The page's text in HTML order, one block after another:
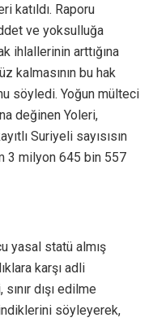
katıldı. Raporu
ve yoksulluğa
ihlallerinin arttığına
kalmasının bu hak
söyledi. Yoğun mülteci
değinen Yoleri,
Suriyeli sayısısın
3 milyon 645 bin 557
yasal statü almış
karşı adli
dışı edilme
söyleyerek,